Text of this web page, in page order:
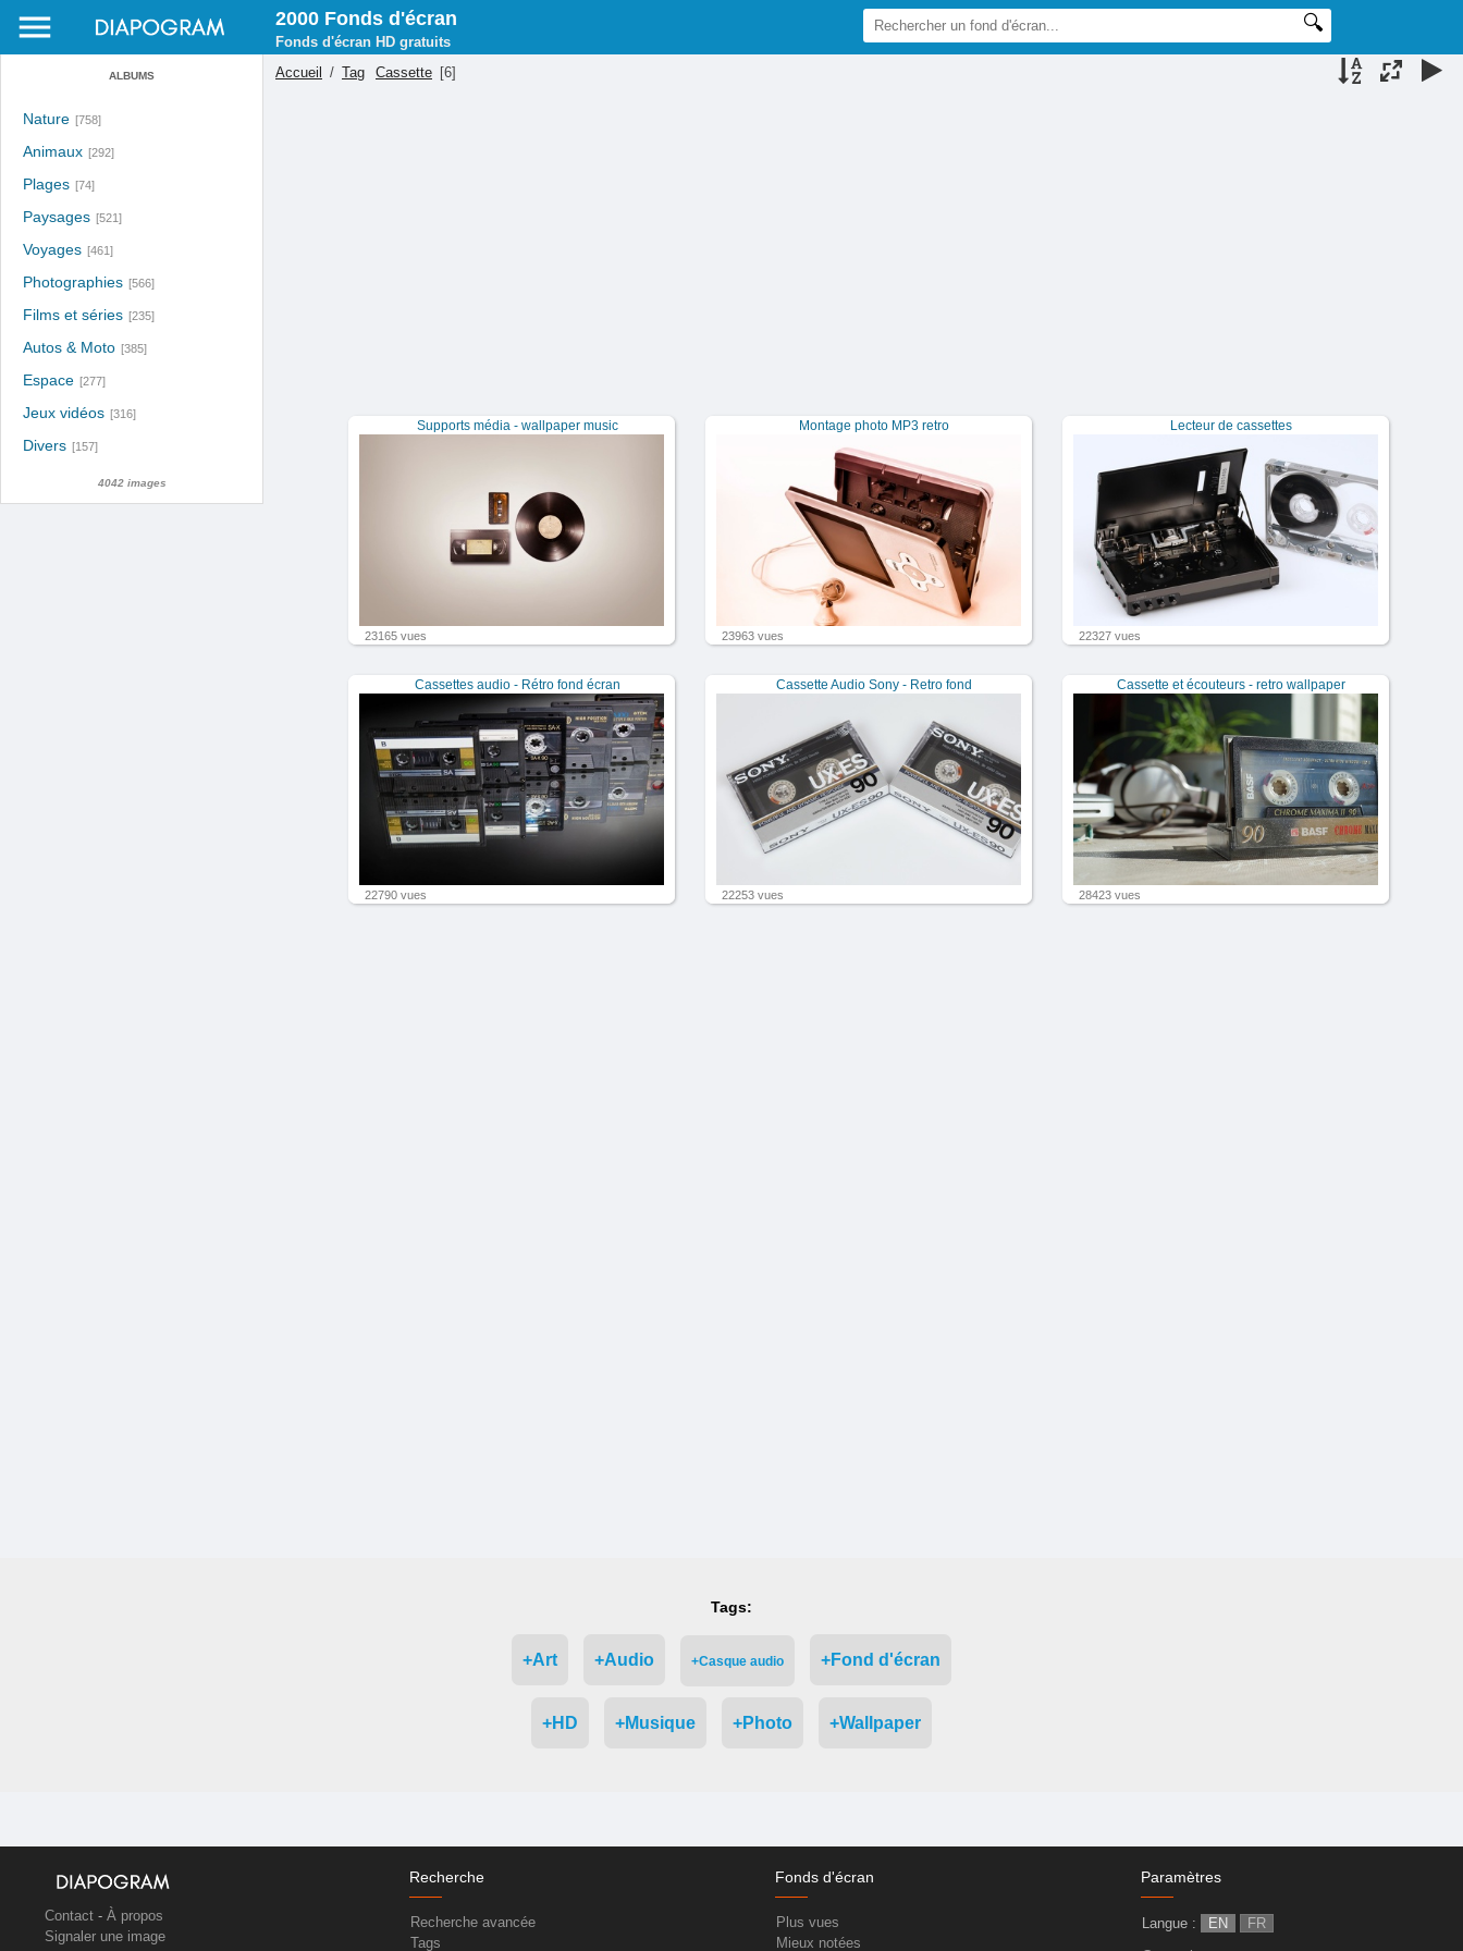
ALBUMS
Nature [758]
Animaux [292]
Plages [74]
Paysages [521]
Voyages [461]
Photographies [566]
Films et séries [235]
Autos & Moto [385]
Espace [277]
Jeux vidéos [316]
Divers [157]
4042 images
2000 Fonds d'écran
Fonds d'écran HD gratuits
Accueil
/ Tag Cassette [6]
Supports média - wallpaper music
23165 vues
Montage photo MP3 retro
23963 vues
Lecteur de cassettes
22327 vues
Cassettes audio - Rétro fond écran
22790 vues
Cassette Audio Sony - Retro fond
22253 vues
Cassette et écouteurs - retro wallpaper
28423 vues
Tags:
+Art +Audio +Casque audio +Fond d'écran
+HD +Musique +Photo +Wallpaper
Contact - À propos
Signaler une image
Recherche
Recherche avancée
Tags
Fonds d'écran
Plus vues
Mieux notées
Paramètres
Langue : EN
FR